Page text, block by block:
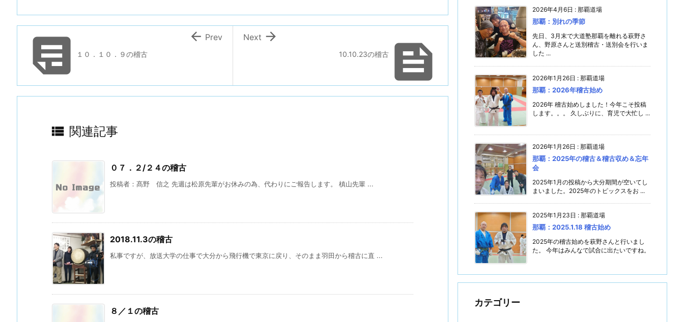

10.10.23の稽古

Next
 １０．１０．９の稽古
 Prev
 関連記事
０７．２/２４の稽古
投稿者：髙野 信之 先週は松原先輩がお休みの為、代わりにご報告します。 槙山先輩 ...
2018.11.3の稽古
私事ですが、放送大学の仕事で大分から飛行機で東京に戻り、そのまま羽田から稽古に直 ...
８／１の稽古
2026年4月6日 : 那覇道場
那覇：別れの季節
先日、3月末で大道塾那覇を離れる萩野さ
ん、野原さんと送別稽古・送別会を行いま
した ...
2026年1月26日 : 那覇道場
那覇：2026年稽古始め
2026年 稽古始めしました！今年こそ投稿
します。。。 久しぶりに、育児で大忙し ...
2026年1月26日 : 那覇道場
那覇：2025年の稽古＆稽古収め＆忘年
会
2025年1月の投稿から大分期間が空いてし
まいました。2025年のトピックスをお ...
2025年1月23日 : 那覇道場
那覇：2025.1.18 稽古始め
2025年の稽古始めを萩野さんと行いまし
た。 今年はみんなで試合に出たいですね。
カテゴリー